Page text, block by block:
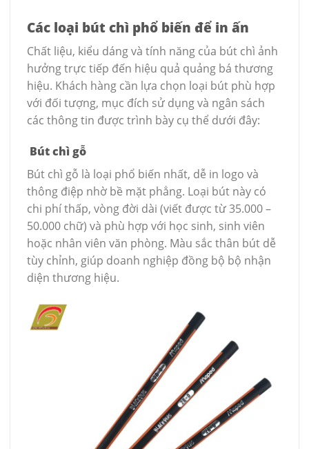
Các loại bút chì phổ biến để in ấn
Chất liệu, kiểu dáng và tính năng của bút chì ảnh
hưởng trực tiếp đến hiệu quả quảng bá thương
hiệu. Khách hàng cần lựa chọn loại bút phù hợp
với đối tượng, mục đích sử dụng và ngân sách
các thông tin được trình bày cụ thể dưới đây:
Bút chì gỗ
Bút chì gỗ là loại phổ biến nhất, dễ in logo và
thông điệp nhờ bề mặt phẳng. Loại bút này có
chi phí thấp, vòng đời dài (viết được từ 35.000 –
50.000 chữ) và phù hợp với học sinh, sinh viên
hoặc nhân viên văn phòng. Màu sắc thân bút dễ
tùy chỉnh, giúp doanh nghiệp đồng bộ bộ nhận
diện thương hiệu.